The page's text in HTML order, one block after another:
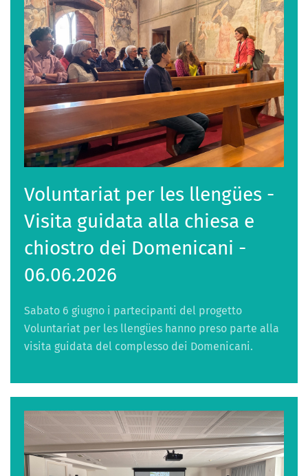
Voluntariat per les llengües -
Visita guidata alla chiesa e
chiostro dei Domenicani -
06.06.2026
Sabato 6 giugno i partecipanti del progetto
Voluntariat per les llengües hanno preso parte alla
visita guidata del complesso dei Domenicani.